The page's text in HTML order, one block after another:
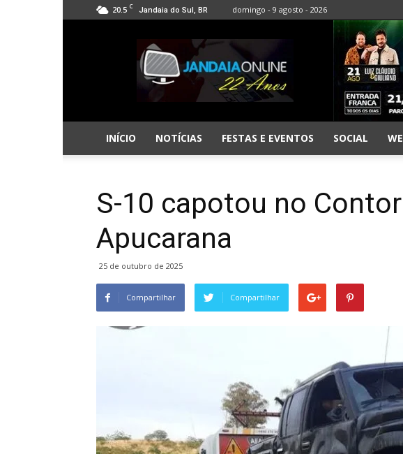
20.5 C Jandaia do Sul, BR domingo - 9 agosto - 2026
Jandaia
Online
INÍCIO NOTÍCIAS FESTAS E EVENTOS SOCIAL
S-10 capotou no
Apucarana
25 de outubro de 2025
Compartilhar Compartilhar